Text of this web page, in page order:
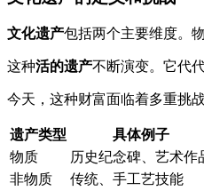
文化遗产包括两个主要维度。
这种活的遗产不断演变。它代
今天，这种财富面临着多重挑
遗产类型 具体例子
物质
历史纪念碑、艺术作
非物质
传统、手工艺技能